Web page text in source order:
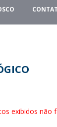
exibidos não